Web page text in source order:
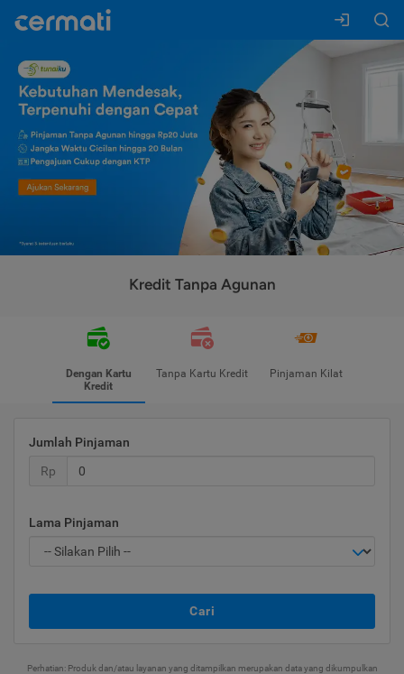
Kredit Tanpa Agunan
Dengan Kartu
Kredit
Tanpa Kartu Kredit Pinjaman Kilat
Jumlah Pinjaman
Rp
Lama Pinjaman
Cari
Perhatian: Produk dan/atau layanan yang ditampilkan merupakan data yang dikumpulkan